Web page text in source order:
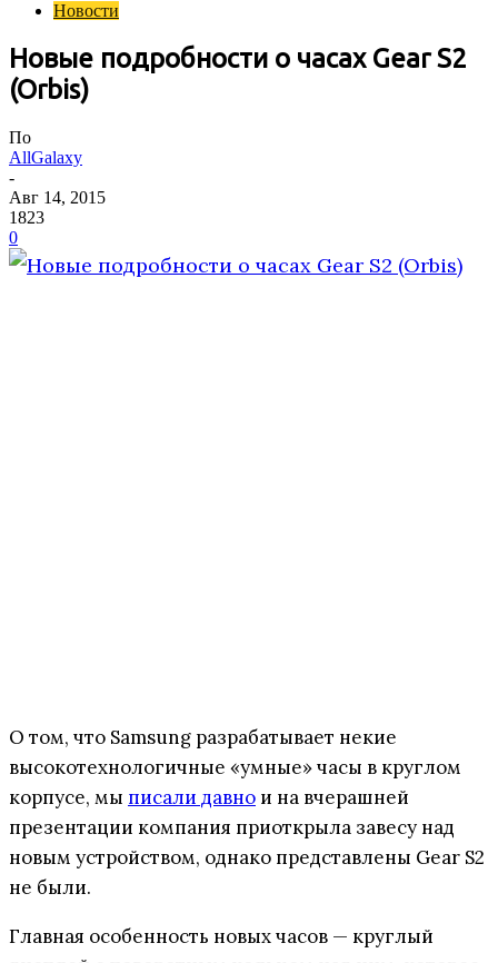
Новости
Новые подробности о часах Gear S2
(Orbis)
По
AllGalaxy
-
Авг 14, 2015
1823
0
О том, что Samsung разрабатывает некие
высокотехнологичные «умные» часы в круглом
корпусе, мы писали давно и на вчерашней
презентации компания приоткрыла завесу над
новым устройством, однако представлены Gear S2
не были.
Главная особенность новых часов — круглый